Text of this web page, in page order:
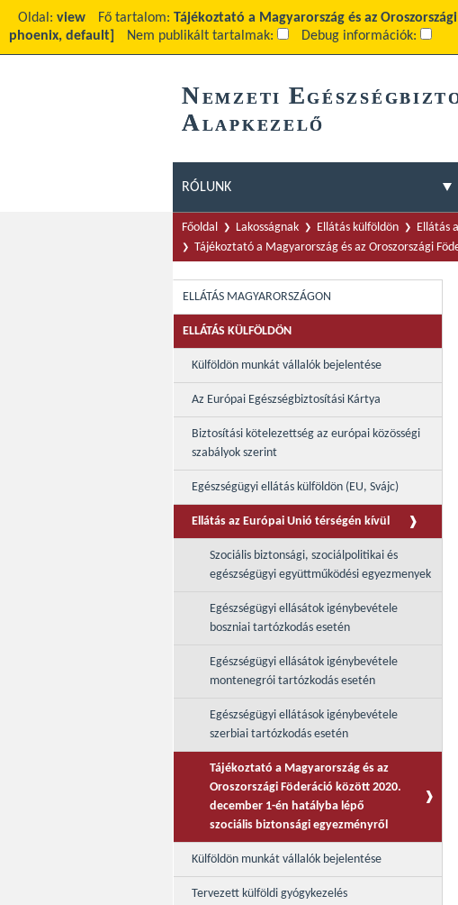
Oldal: view Fő tartalom: Tájékoztató a Magyarország és az
phoenix, default]
Nem publikált tartalmak: Debug információk:
NEMZETI E
ALAPKEZELŐ
RÓLUNK
Főoldal Lakosságnak Ellátás külföldön
Ellátás
Tájékoztató a Magyarország és az Oroszországi
ELLÁTÁS MAGYARORSZÁGON
ELLÁTÁS KÜLFÖLDÖN
Külföldön munkát vállalók bejelentése
Az Európai Egészségbiztosítási Kártya
Biztosítási kötelezettség az európai közösségi
szabályok szerint
Egészségügyi ellátás külföldön (EU, Svájc)
Ellátás az Európai Unió térségén kívül
Szociális biztonsági, szociálpolitikai és
egészségügyi együttműködési egyezmenyek
Egészségügyi ellásátok igénybevétele
boszniai tartózkodás esetén
Egészségügyi ellásátok igénybevétele
montenegrói tartózkodás esetén
Egészségügyi ellátások igénybevétele
szerbiai tartózkodás esetén
Tájékoztató a Magyarország és az
Oroszországi Föderáció között 2020.
december 1-én hatályba lépő
szociális biztonsági egyezményről
Külföldön munkát vállalók bejelentése
Tervezett külföldi gyógykezelés